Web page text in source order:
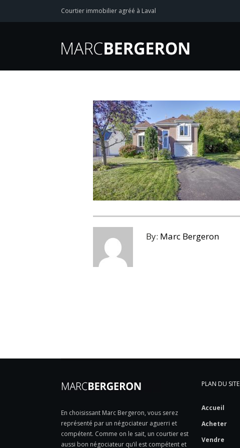
Courtier immobilier agréé à Laval
By: Marc Bergeron
En choisissant Marc Bergeron, vous serez
représenté par un négociateur aguerri et
compétent. Comme on le sait, un courtier est
aussi bon négociateur qu’il est compétent et
PLAN DU SITE
Accueil
Acheter
Vendre